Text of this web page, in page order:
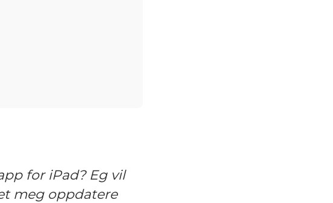
for iPad? Eg vil
meg oppdatere